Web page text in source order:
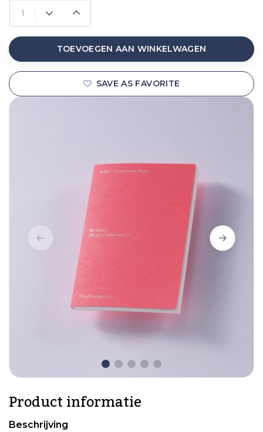
TOEVOEGEN AAN WINKELWAGEN
SAVE AS FAVORITE
Product informatie
Beschrijving